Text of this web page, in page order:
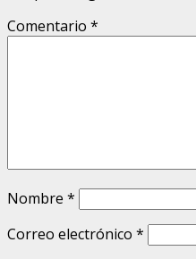
Comentario *
Nombre *
Correo electrónico *